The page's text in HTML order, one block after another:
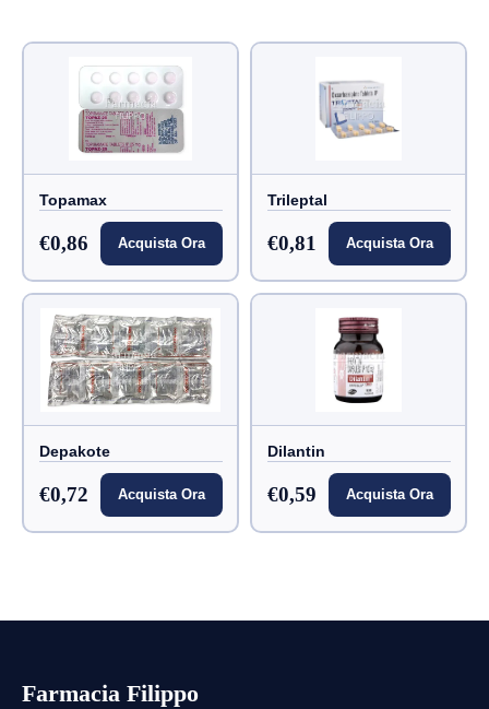
Topamax
€0,86 Acquista Ora
Trileptal
€0,81 Acquista Ora
Depakote
€0,72 Acquista Ora
Dilantin
€0,59 Acquista Ora
Farmacia Filippo